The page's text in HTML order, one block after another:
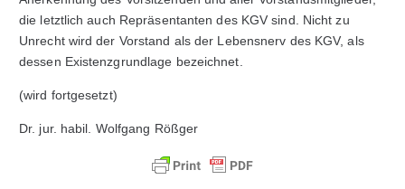
die letztlich auch Repräsentanten des KGV sind. Nicht zu
Unrecht wird der Vorstand als der Lebensnerv des KGV, als
dessen Existenzgrundlage bezeichnet.
(wird fortgesetzt)
Dr. jur. habil. Wolfgang Rößger